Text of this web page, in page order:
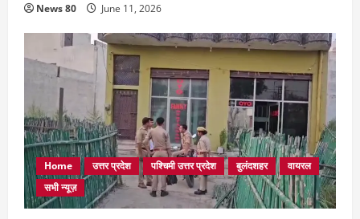
News 80 June 11, 2026
Home उत्तर प्रदेश पश्चिमी उत्तर प्रदेश बुलंदशहर
वायरल
सभी न्यूज़